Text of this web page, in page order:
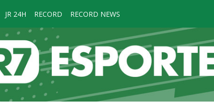
JR 24H RECORD RECORD NEWS